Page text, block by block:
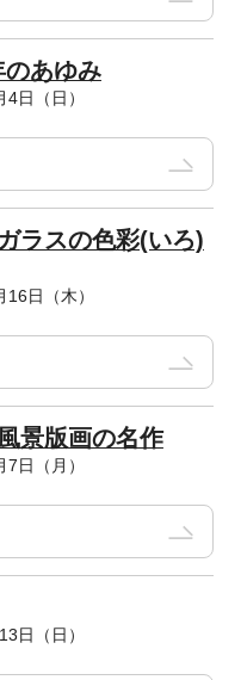
あゆみ
日（日）
ラスの色彩(いろ)
日（木）
景版画の名作
日（月）
日（日）